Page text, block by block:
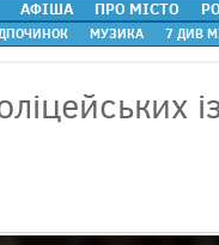
АФІША ПРО МІСТО
МУЗИКА 7 ДИВ
із